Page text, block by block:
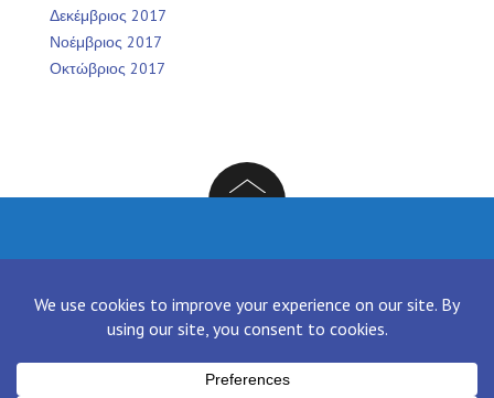
Δεκέμβριος 2017
Νοέμβριος 2017
Οκτώβριος 2017